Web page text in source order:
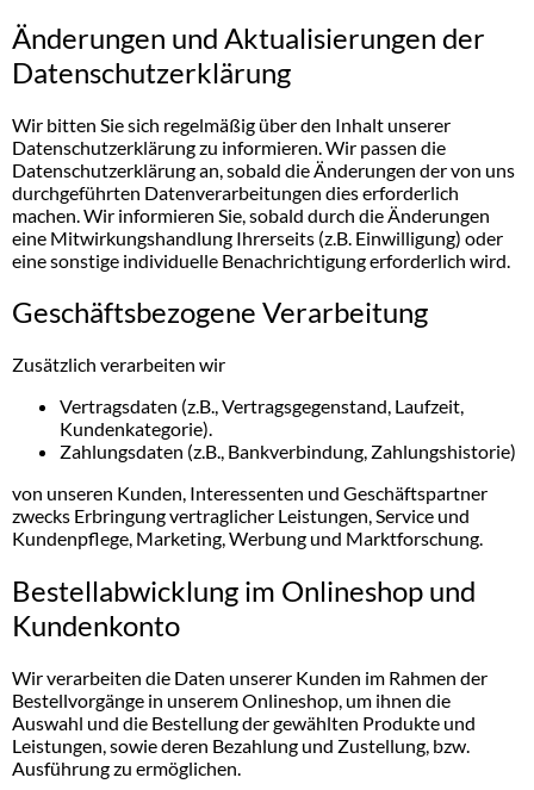
Änderungen und Aktualisierungen der
Datenschutzerklärung
Wir bitten Sie sich regelmäßig über den Inhalt unserer
Datenschutzerklärung zu informieren. Wir passen die
Datenschutzerklärung an, sobald die Änderungen der von uns
durchgeführten Datenverarbeitungen dies erforderlich
machen. Wir informieren Sie, sobald durch die Änderungen
eine Mitwirkungshandlung Ihrerseits (z.B. Einwilligung) oder
eine sonstige individuelle Benachrichtigung erforderlich wird.
Geschäftsbezogene Verarbeitung
Zusätzlich verarbeiten wir
Vertragsdaten (z.B., Vertragsgegenstand, Laufzeit,
Kundenkategorie).
Zahlungsdaten (z.B., Bankverbindung, Zahlungshistorie)
von unseren Kunden, Interessenten und Geschäftspartner
zwecks Erbringung vertraglicher Leistungen, Service und
Kundenpflege, Marketing, Werbung und Marktforschung.
Bestellabwicklung im Onlineshop und
Kundenkonto
Wir verarbeiten die Daten unserer Kunden im Rahmen der
Bestellvorgänge in unserem Onlineshop, um ihnen die
Auswahl und die Bestellung der gewählten Produkte und
Leistungen, sowie deren Bezahlung und Zustellung, bzw.
Ausführung zu ermöglichen.